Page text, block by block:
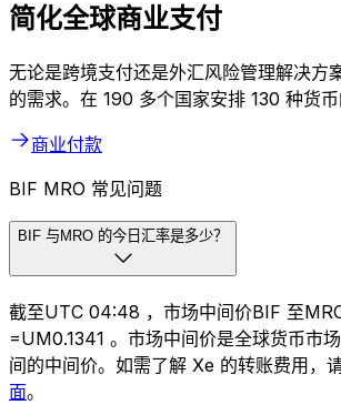
简化全球商业支付
无论是跨境支付还是外汇风险管理解决方
的需求。在 190 多个国家安排 130 种货币
商业付款
BIF MRO 常见问题
BIF 与MRO 的今日汇率是多少？
截至UTC 04:48 ，市场中间价BIF 至
=UM0.1341 。市场中间价是全球货币市
间的中间价。如需了解 Xe 的转账费用，
面。